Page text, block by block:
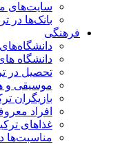
سایت‌های
بانک‌ها در
فرهنگی
دانشگاه
تحصیل در
موسیقی و
بازیگران
افراد
غذاهای
مناسبت‌ها